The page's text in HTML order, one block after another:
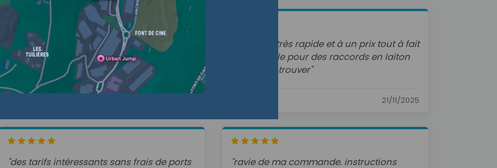
"commande traitée et livrée en temps
record.prix compétitifs. bravo!"
YANN L. 16/06/2026
" livraison très rapide et à un prix tout à fait
raisonnable pour des raccords en laiton
difficiles à trouver"
21/11/2025
"des tarifs intéressants sans frais de ports
"ravie de ma commande. instructions